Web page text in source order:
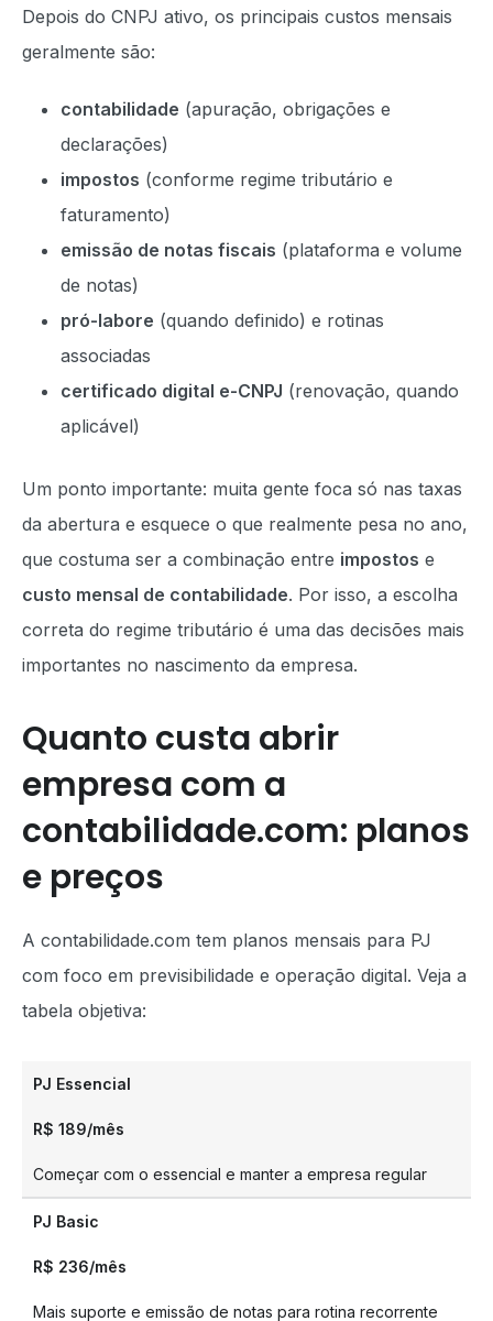
Depois do CNPJ ativo, os principais custos mensais
geralmente são:
contabilidade (apuração, obrigações e
declarações)
impostos (conforme regime tributário e
faturamento)
emissão de notas fiscais (plataforma e volume
de notas)
pró-labore (quando definido) e rotinas
associadas
certificado digital e-CNPJ (renovação, quando
aplicável)
Um ponto importante: muita gente foca só nas taxas
da abertura e esquece o que realmente pesa no ano,
que costuma ser a combinação entre impostos e
custo mensal de contabilidade. Por isso, a escolha
correta do regime tributário é uma das decisões mais
importantes no nascimento da empresa.
Quanto custa abrir
empresa com a
contabilidade.com: planos
e preços
A contabilidade.com tem planos mensais para PJ
com foco em previsibilidade e operação digital. Veja a
tabela objetiva:
PJ Essencial
R$ 189/mês
Começar com o essencial e manter a empresa regular
PJ Basic
R$ 236/mês
Mais suporte e emissão de notas para rotina recorrente